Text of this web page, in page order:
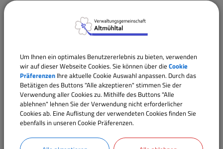
Verantwortliche Behörde
Ansprechpartner:
RobertRitter
Tel.:09146 94294-25
E-Mail:r.ritter@vgem-altmuehltal.de
Sachgebiete
Um Ihnen ein optimales Benutzererlebnis zu bieten, verwenden
wir auf dieser Webseite Cookies. Sie können über die Cookie
Präferenzen Ihre aktuelle Cookie Auswahl anpassen. Durch das
Betätigen des Buttons "Alle akzeptieren" stimmen Sie der
Verwendung aller Cookies zu. Mithilfe des Buttons "Alle
ablehnen" lehnen Sie der Verwendung nicht erforderlicher
Cookies ab. Eine Auflistung der verwendeten Cookies finden Sie
ebenfalls in unseren Cookie Präferenzen.